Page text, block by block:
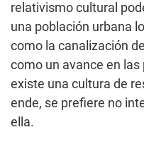
relativismo cultural
una población urbana
como la canalización
como un avance en
existe una cultura de
ende, se prefiere no
ella.